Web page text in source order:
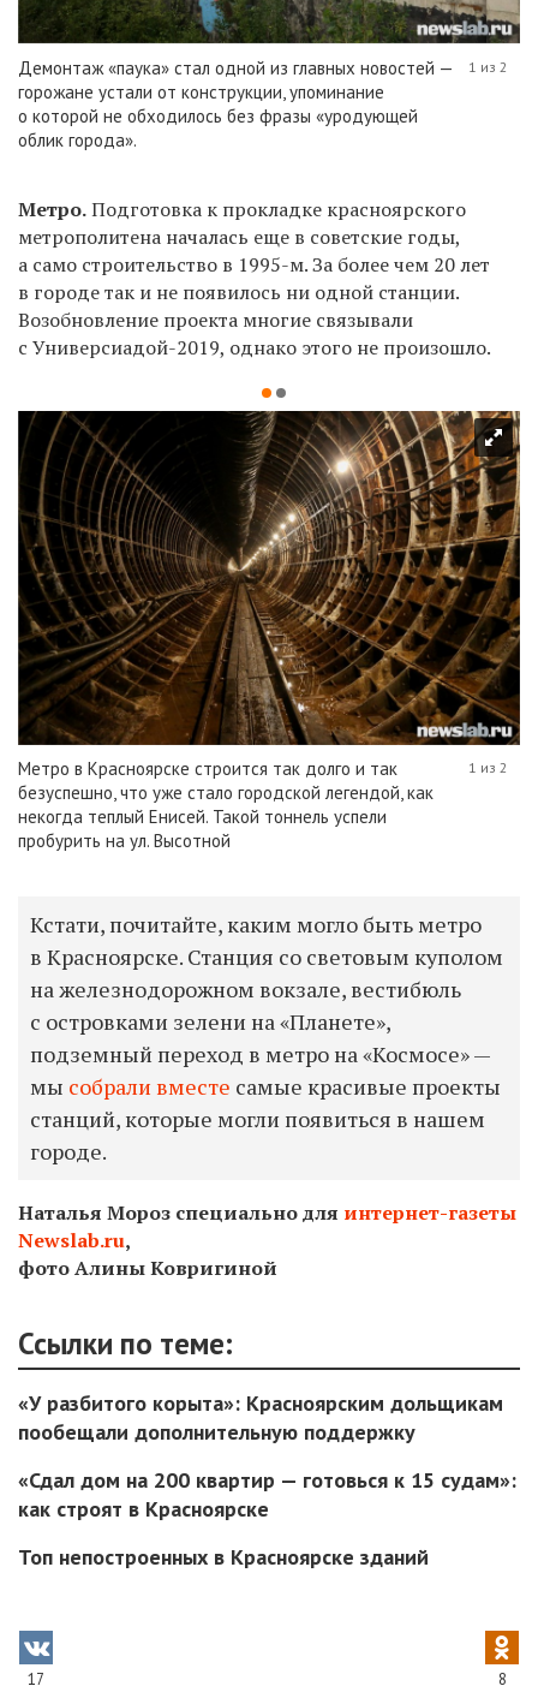
Демонтаж «паука» стал одной из главных новостей —
горожане устали от конструкции, упоминание
о которой не обходилось без фразы «уродующей
облик города».
1 из 2
Метро.Подготовка к прокладке красноярского
метрополитена началась еще в советские годы,
а само строительство в 1995-м. За более чем 20 лет
в городе так и не появилось ни одной станции.
Возобновление проекта многие связывали
с Универсиадой-2019, однако этого не произошло.
Метро в Красноярске строится так долго и так
безуспешно, что уже стало городской легендой, как
некогда теплый Енисей. Такой тоннель успели
пробурить на ул. Высотной
1 из 2
Кстати, почитайте, каким могло быть метро
в Красноярске. Станция со световым куполом
на железнодорожном вокзале, вестибюль
с островками зелени на «Планете»,
подземный переход в метро на «Космосе» —
мы собрали вместе самые красивые проекты
станций, которые могли появиться в нашем
городе.
Наталья Мороз специально для интернет-газеты
Newslab.ru,
фото Алины Ковригиной
Ссылки по теме:
«У разбитого корыта»: Красноярским дольщикам
пообещали дополнительную поддержку
«Сдал дом на 200 квартир — готовься к 15 судам»:
как строят в Красноярске
Топ непостроенных в Красноярске зданий
17 8